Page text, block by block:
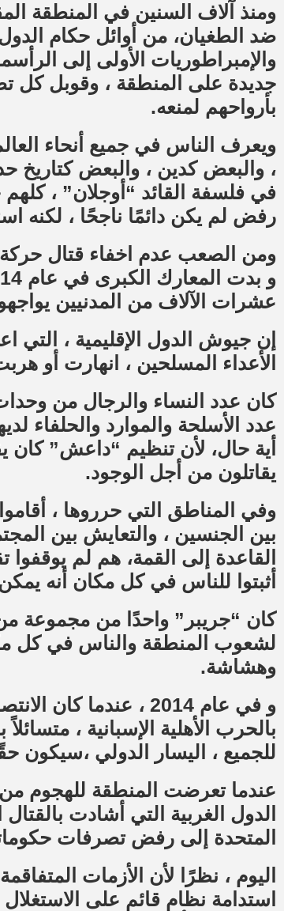
ومنذ آلاف السنين في المنطقة
ضد الطغيان، من أوائل حكام
والإمبراطوريات الأولى إلى
جديدة على المنطقة ، وقوبل كل
بأرواحهم لمنعه.
ويعرف الناس في جميع أنحاء
، والبعض كدين ، والبعض كتاريخ
في فلسفة القائد “أوجلان” ،
رفض لم يكن دائمًا ناجحًا ، لكنه
ومن الصعب عدم اخفاء قتال
عشرات الآلاف من المدنيين
إن جيوش الدول الإقليمية ، التي
الأعداء المسلحين ، انهارت أو
عدد الأسلحة والموارد والحلفاء
أية حال، لأن تنظيم “داعش” كان
يقاتلون من أجل الوجود.
وفي المناطق التي حرروها ،
بين الجنسين ، والتعايش بين
القاعدة إلى القمة، هم لم
أثبتوا للناس في كل مكان أنه
كان “جريبر” واحدًا من مجموعة من
لشعوب المنطقة والناس في كل
وهشاشة.
و في عام 2014 ،
بالحرب الأهلية الإسبانية ،
للجميع ، اليسار الدولي ،سيكون
عندما تعرضت المنطقة للهجوم
الدول الغربية التي أشادت
المتحدة إلى رفض تصرفات
اليوم ، نظرًا لأن الأزمات
استدامة نظام قائم على